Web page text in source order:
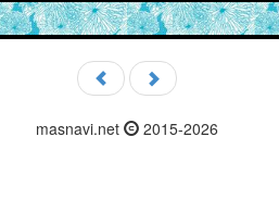
masnavi.net 2015-2026